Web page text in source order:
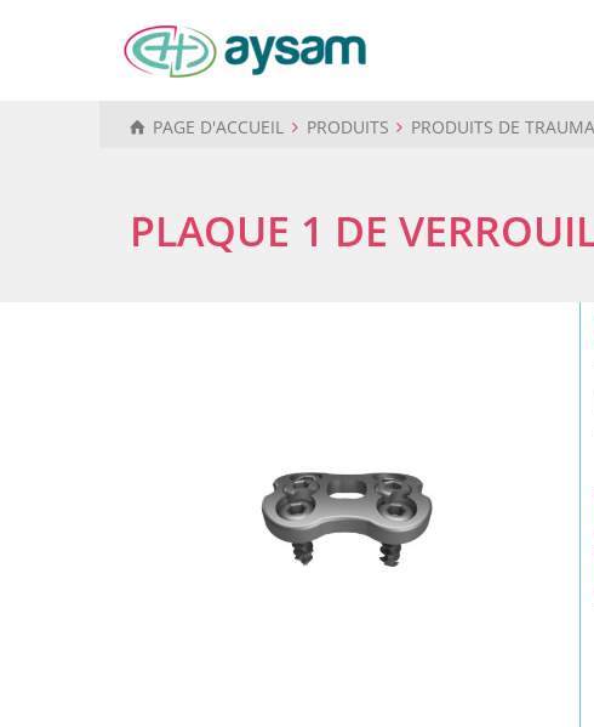
PAGE D'ACCUEIL PRODUITS PRODUITS DE
PLAQUE 1 DE